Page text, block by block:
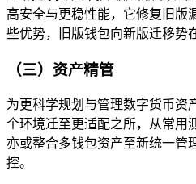
高安全与更稳性能，它修复旧版
些优势，旧版钱包向新版迁移势
（三）资产精管
为更科学规划与管理数字货币资
个环境迁至更适配之所，从常用
亦或整合多钱包资产至新统一管
控。